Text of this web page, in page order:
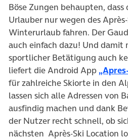
Böse Zungen behaupten, dass
Urlauber nur wegen des
Winterurlaub fahren. Der
auch einfach dazu! Und damit
sportlicher Betätigung auch
liefert die Android App
für zahlreiche Skiorte in den
lassen sich alle Adressen von
ausfindig machen und dank
der Nutzer recht schnell, ob
nächsten Après-Ski Location